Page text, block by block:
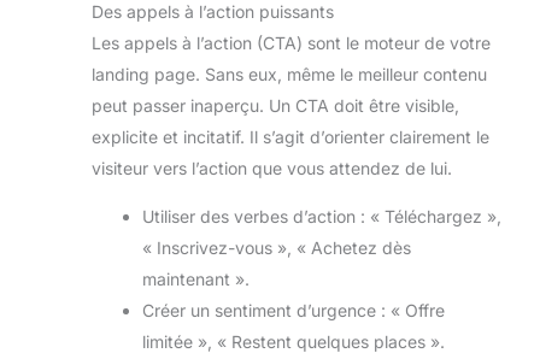
Des appels à l’action puissants
Les appels à l’action (CTA) sont le moteur de votre
landing page. Sans eux, même le meilleur contenu
peut passer inaperçu. Un CTA doit être visible,
explicite et incitatif. Il s’agit d’orienter clairement le
visiteur vers l’action que vous attendez de lui.
Utiliser des verbes d’action : « Téléchargez »,
« Inscrivez-vous », « Achetez dès
maintenant ».
Créer un sentiment d’urgence : « Offre
limitée », « Restent quelques places ».